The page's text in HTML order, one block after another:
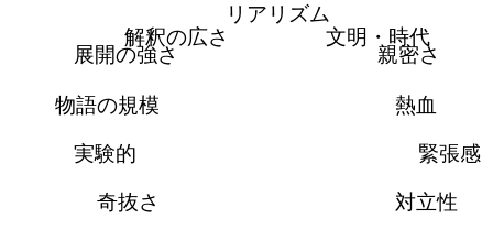
リアリズム
文明・時代
親密さ
熱血
緊張感
対立性
奇抜さ
実験的
物語の規模
展開の強さ
解釈の広さ